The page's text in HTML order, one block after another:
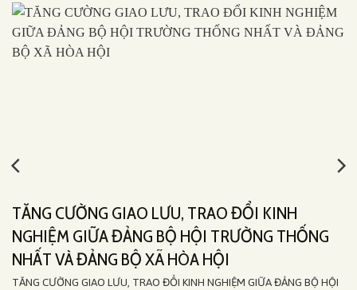
TĂNG CƯỜNG GIAO LƯU, TRAO ĐỔI KINH
NGHIỆM GIỮA ĐẢNG BỘ HỘI TRƯỜNG THỐNG
NHẤT VÀ ĐẢNG BỘ XÃ HÒA HỘI
TĂNG CƯỜNG GIAO LƯU, TRAO ĐỔI KINH NGHIỆM GIỮA ĐẢNG BỘ HỘI